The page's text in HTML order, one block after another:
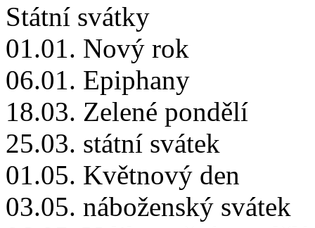
Státní svátky
01.01. Nový rok
06.01. Epiphany
18.03. Zelené pondělí
25.03. státní svátek
01.05. Květnový den
03.05. náboženský svátek